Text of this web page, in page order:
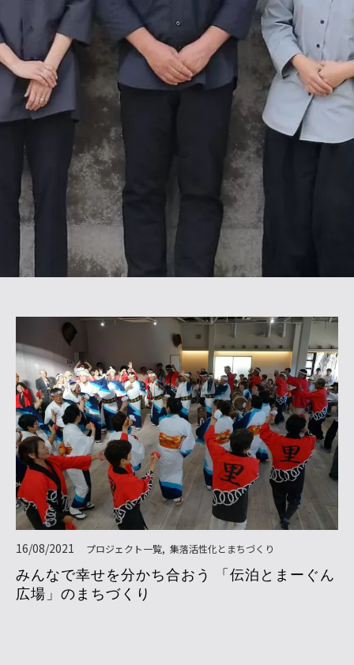
16/08/2021 プロジェクト一覧 集落活性化とまちづくり
みんなで幸せを分かち合おう 「伝泊とまーぐん
広場」のまちづくり